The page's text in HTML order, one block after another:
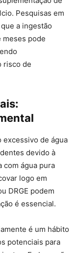
Pesquisas em
a ingestão
meses pode
risco de
excessivo de água
devido à
com água pura
logo em
DRGE podem
é essencial.
é um hábito
potenciais para